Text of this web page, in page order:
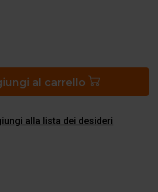
al carrello
alla lista dei desideri